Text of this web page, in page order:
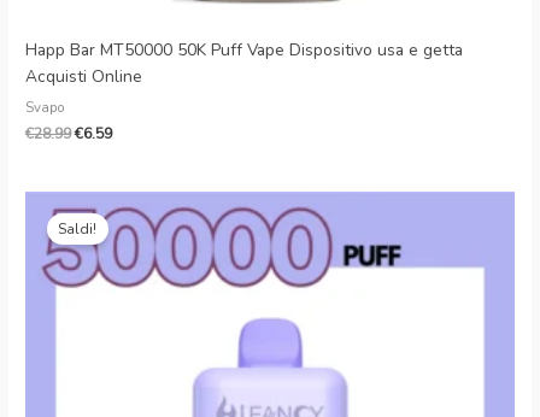
Happ Bar MT50000 50K Puff Vape Dispositivo usa e getta
Acquisti Online
Svapo
€28.99€6.59
Saldi!
prezzo
originale
era:
€30.99.
prezzo
attuale
è:
€6.50.